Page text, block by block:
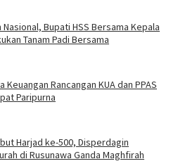
Bupati HSS Bersama Kepala
Tanam Padi Bersama
Keuangan Rancangan KUA dan PPAS
Paripurna
Harjad ke-500, Disperdagin
di Rusunawa Ganda Maghfirah